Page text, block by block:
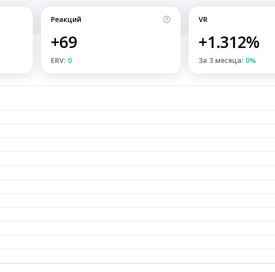
Реакций
+69
ERV: 0
VR
+1.312%
За 3 месяца: 0%